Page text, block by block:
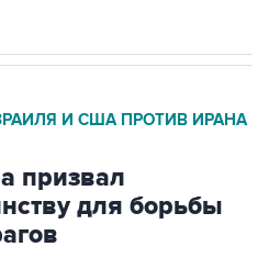
И США ПРОТИВ ИРАНА
призвал
для борьбы